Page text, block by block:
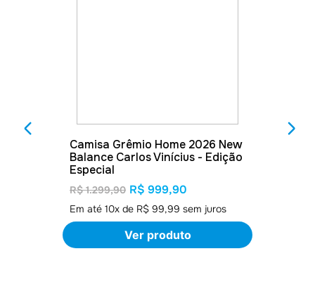
Camisa Grêmio Home 2026 New
Balance Carlos Vinícius - Edição
Especial
R$ 1.299,90 R$ 999,90
Em até 10x de R$ 99,99 sem juros
Ver produto